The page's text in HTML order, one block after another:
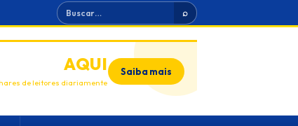
Buscar ⌕
AQUI
de leitores diariamente
Saiba mais